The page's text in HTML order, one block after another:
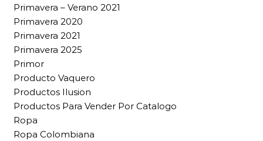
Primavera – Verano 2021
Primavera 2020
Primavera 2021
Primavera 2025
Primor
Producto Vaquero
Productos Ilusion
Productos Para Vender Por Catalogo
Ropa
Ropa Colombiana